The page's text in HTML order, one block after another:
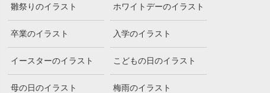
雛祭りのイラスト ホワイトデーのイラスト
卒業のイラスト 入学のイラスト
イースターのイラスト こどもの日のイラスト
母の日のイラスト 梅雨のイラスト